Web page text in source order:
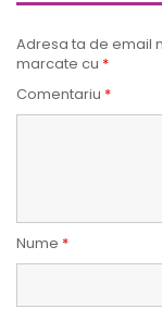
Adresa ta de email
marcate cu *
Comentariu *
Nume *